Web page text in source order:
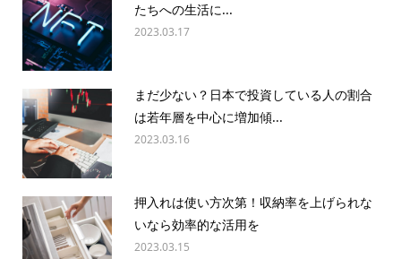
たちへの生活に...
2023.03.17
まだ少ない？日本で投資している人の割合
は若年層を中心に増加傾...
2023.03.16
押入れは使い方次第！収納率を上げられな
いなら効率的な活用を
2023.03.15